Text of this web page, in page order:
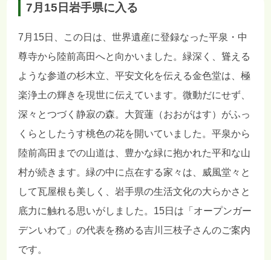
7月15日岩手県に入る
7月15日、この日は、世界遺産に登録なった平泉・中
尊寺から陸前高田へと向かいました。緑深く、聳える
ような参道の杉木立、平安文化を伝える金色堂は、極
楽浄土の輝きを現世に伝えています。微動だにせず、
深々とつづく静寂の森。大賀蓮（おおがはす）がふっ
くらとしたうす桃色の花を開いていました。平泉から
陸前高田までの山道は、豊かな緑に抱かれた平和な山
村が続きます。緑の中に点在する家々は、威風堂々と
して瓦屋根も美しく、岩手県の生活文化の大らかさと
底力に触れる思いがしました。15日は「オープンガー
デンいわて」の代表を務める吉川三枝子さんのご案内
です。